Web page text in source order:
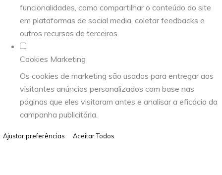
funcionalidades, como compartilhar o conteúdo do site
em plataformas de social media, coletar feedbacks e
outros recursos de terceiros.
Cookies Marketing
Os cookies de marketing são usados para entregar aos
visitantes anúncios personalizados com base nas
páginas que eles visitaram antes e analisar a eficácia da
campanha publicitária.
Ajustar preferências Aceitar Todos